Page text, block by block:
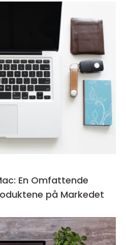
En Omfattende
på Markedet